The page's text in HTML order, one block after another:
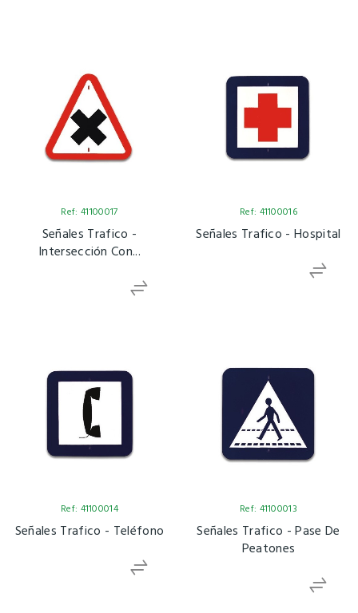
Ref: 41100017
Señales Trafico -
Intersección Con...
Ref: 41100016
Señales Trafico - Hospital
Ref: 41100014
Señales Trafico - Teléfono
Ref: 41100013
Señales Trafico - Pase De
Peatones